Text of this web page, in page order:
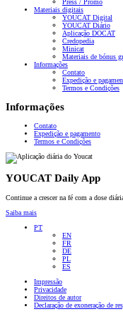
Press / Promo
Materiais digitais
YOUCAT Digital
YOUCAT Diário
Aplicação DOCAT
Credopedia
Minicat
Materiais de bónus
Informações
Contato
Expedição e
Termos e Condições
Informações
Contato
Expedição e pagamento
Termos e Condições
YOUCAT Daily App
Continue a crescer na fé com a dose
Saiba mais
PT
EN
FR
DE
PL
ES
Impressão
Privacidade
Direitos de autor
Declaração de exoneração de